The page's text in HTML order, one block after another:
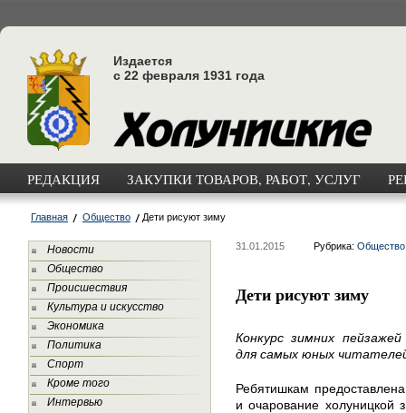
Издается
с 22 февраля 1931 года
РЕДАКЦИЯ ЗАКУПКИ ТОВАРОВ, РАБОТ, УСЛУГ
Главная Общество Дети рисуют зиму
Новости
Общество
Происшествия
Культура и искусство
Экономика
Политика
Спорт
Кроме того
Интервью
31.01.2015 Рубрика: Общество
Дети рисуют зиму
Конкурс зимних
для самых юных
Ребятишкам
и очарование